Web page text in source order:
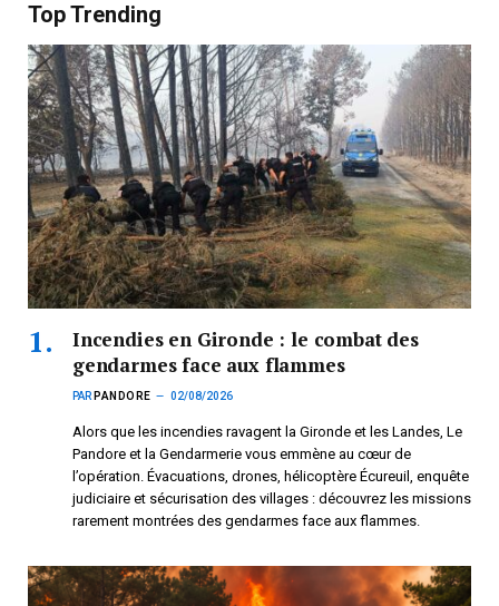
Top Trending
Incendies en Gironde : le combat des
gendarmes face aux flammes
PAR PANDORE 02/08/2026
Alors que les incendies ravagent la Gironde et les Landes, Le
Pandore et la Gendarmerie vous emmène au cœur de
l’opération. Évacuations, drones, hélicoptère Écureuil, enquête
judiciaire et sécurisation des villages : découvrez les missions
rarement montrées des gendarmes face aux flammes.